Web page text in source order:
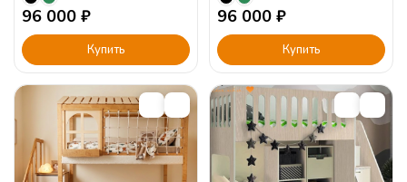
96 000 ₽
Купить
96 000 ₽
Купить